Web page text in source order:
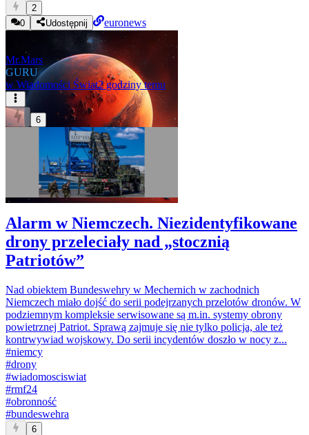
2
0
Udostępnij euronews
Mr.Mars
GURU
w Wiadomości Świat2 godziny temu
6
Alarm w Niemczech. Niezidentyfikowane
drony przeleciały nad „stocznią
Patriotów”
Nad obiektem Bundeswehry w Mechernich w zachodnich
Niemczech miało dojść do serii podejrzanych przelotów dronów. W
podziemnym kompleksie serwisowane są m.in. systemy obrony
powietrznej Patriot. Sprawą zajmuje się nie tylko policja, ale też
kontrwywiad wojskowy. Do serii incydentów doszło w nocy z...
#niemcy
#drony
#wiadomosciswiat
#rmf24
#obronność
#bundeswehra
6